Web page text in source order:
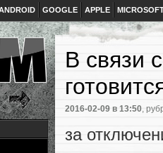
GOOGLE APPLE
В связи
2016-02-09 в 13:50,
за